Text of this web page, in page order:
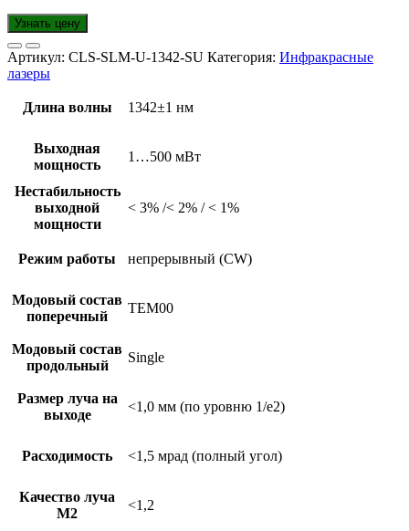
Узнать цену
Артикул: CLS-SLM-U-1342-SU Категория: Инфракрасные
лазеры
Длина волны 1342±1 нм
Выходная
мощность
1…500 мВт
Нестабильность
выходной
мощности
< 3% /< 2% / < 1%
Режим работы непрерывный (CW)
Модовый состав
поперечный
TEM00
Модовый состав
продольный
Single
Размер луча на
выходе
<1,0 мм (по уровню 1/e2)
Расходимость <1,5 мрад (полный угол)
Качество луча
М2
<1,2